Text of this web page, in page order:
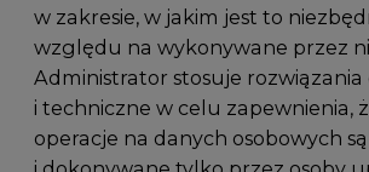
w zakresie, w jakim jest to
względu na wykonywane przez
Administrator stosuje
i techniczne w celu zapewnienia,
operacje na danych osobowych